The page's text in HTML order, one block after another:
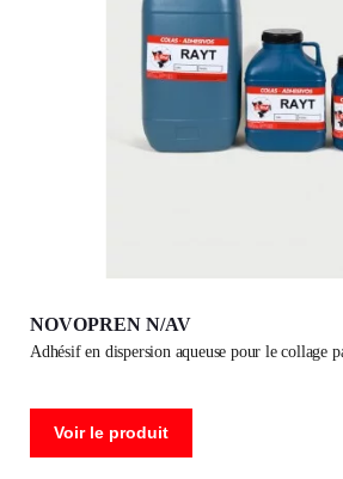
NOVOPREN N/AV
adhésif en dispersion aqueuse pour le collage
Voir le produit